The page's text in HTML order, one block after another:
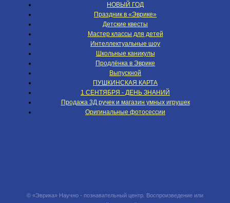
НОВЫЙ ГОД
Праздник в «Эврике»
Детские квесты
Мастер классы для детей
Интеллектуальные шоу
Школьные каникулы
Продлёнка в Эврике
Выпускной
ПУШКИНСКАЯ КАРТА
1 СЕНТЯБРЯ - ДЕНЬ ЗНАНИЙ
Продажа 3Д ручек и магазин умных игрушек
Оригинальные фотосессии
© «Эврика» Научно - познавательный центр. Воспроизведение или